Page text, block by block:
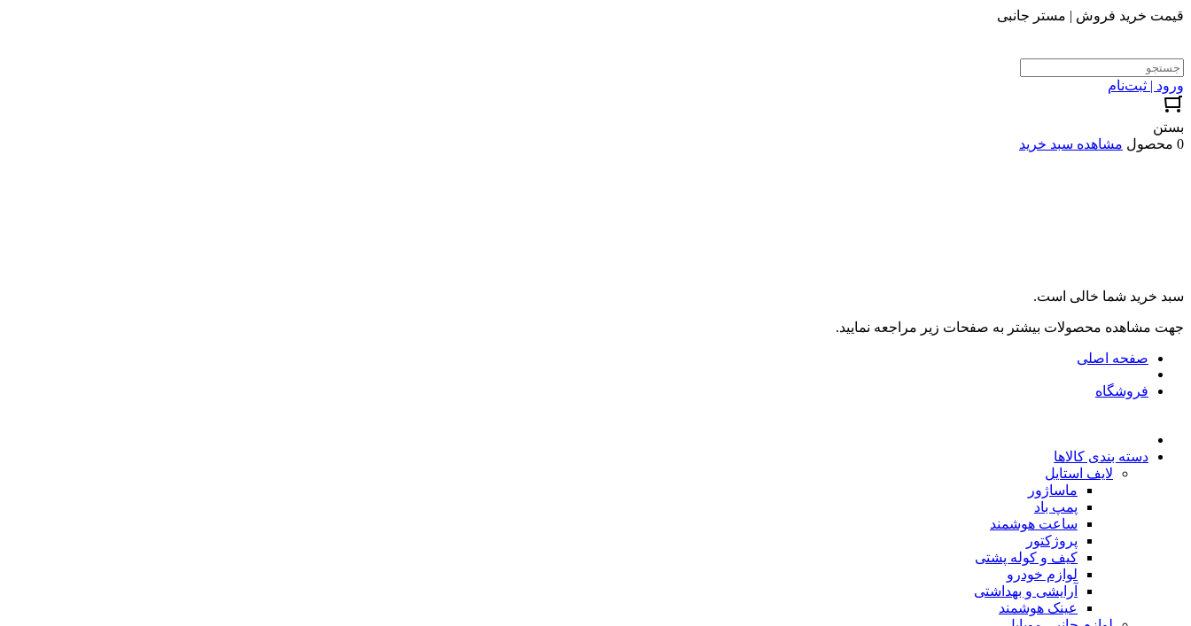
قیمت خرید فروش | مستر جانبی
ورود | ثبت‌نام
بستن
0 محصول
مشاهده سبد خرید
سبد خرید شما خالی است.
جهت مشاهده محصولات بیشتر به صفحات زیر مراجعه نمایید.
صفحه اصلی
فروشگاه
دسته بندی کالاها
لایف استایل
ماساژور
پمپ باد
ساعت هوشمند
پروژکتور
کیف و کوله پشتی
لوازم خودرو
آرایشی و بهداشتی
عینک هوشمند